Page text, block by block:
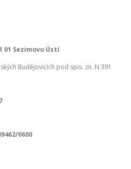
01 Sezimovo Ústí
Budějovicích pod spis. zn. N 391
0600